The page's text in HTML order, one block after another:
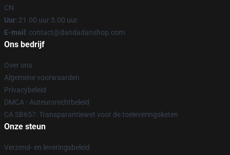
CN
Uur: 21.00 uur 5.00 uur
E-mail : contact@dandadanshop.com
Ons bedrijf
Over ons
Algemene voorwaarden
Privacybeleid
DMCA - Auteursrechtbeleid
CA SB657: Transparantiewet voor de toeleveringsketen
Onze steun
Verzend- en leveringsbeleid